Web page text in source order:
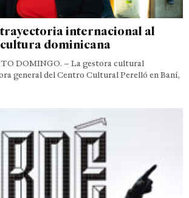
internacional al
dominicana
DOMINGO. – La gestora cultural
general del Centro Cultural Perelló en Baní,